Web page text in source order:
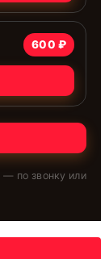
600 ₽
— по звонку или